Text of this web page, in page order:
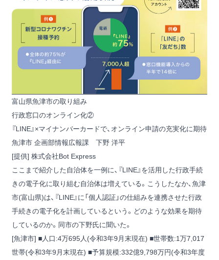
富山県魚津市の取り組み
行政窓口のオンライン化②
『LINE』×マイナンバーカードで、オンライン申請の充実化に期待
魚津市 企画部情報広報課 下野 洋平
[提供] 株式会社Bot Express
ここまで紹介した自治体を一例に、『LINE』を活用した行政手続
きの電子化に取り組む自治体は増えている。こうしたなか、魚津
市(富山県)は、『LINE』に「個人認証」の仕組みを連携させた行政
手続きの電子化を計画しているという。どのような効果を期待
しているのか。同市の下野氏に聞いた。
[魚津市] ■人口:4万695人(令和3年9月末現在) ■世帯数:1万7,017
世帯(令和3年9月末現在) ■予算規模:332億9,798万円(令和3年度